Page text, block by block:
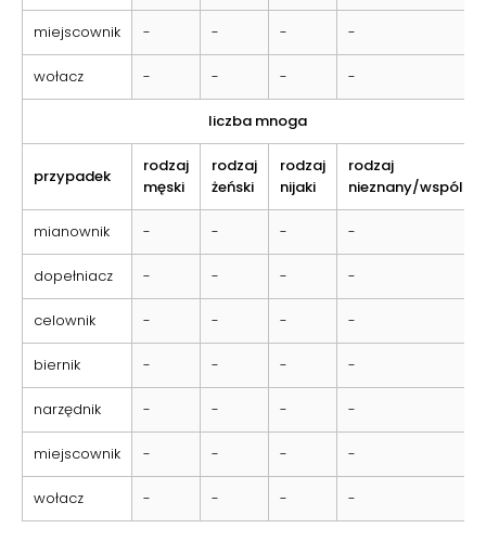
miejscownik - - - -
wołacz - - - -
liczba mnoga
przypadek
rodzaj
męski
rodzaj
żeński
rodzaj
nijaki
rodzaj
nieznany/wspólny
mianownik - - - -
dopełniacz - - - -
celownik - - - -
biernik - - - -
narzędnik - - - -
miejscownik - - - -
wołacz - - - -